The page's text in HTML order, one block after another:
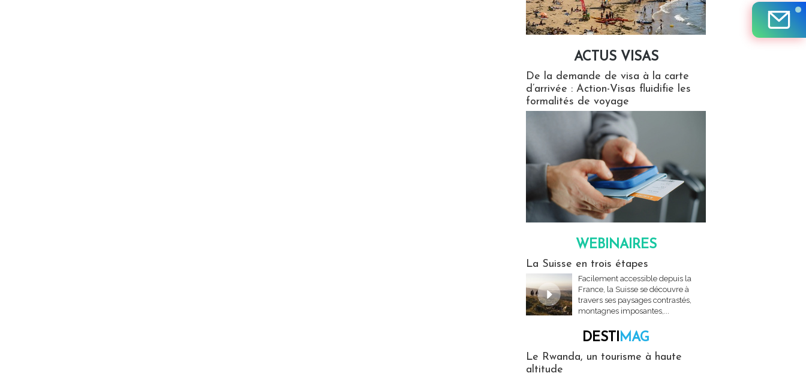
ACTUS VISAS
De la demande de visa à la carte
d’arrivée : Action-Visas fluidifie les
formalités de voyage
WEBINAIRES
La Suisse en trois étapes
Facilement accessible depuis la
France, la Suisse se découvre à
travers ses paysages contrastés,
montagnes imposantes,...
DESTIMAG
Le Rwanda, un tourisme à haute
altitude